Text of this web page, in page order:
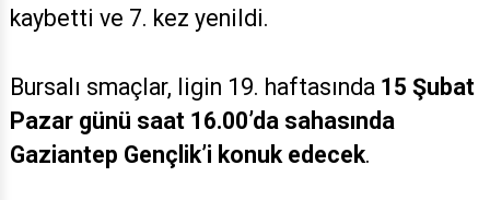
kaybetti ve 7. kez yenildi.
Bursalı smaçlar, ligin 19. haftasında 15 Şubat
Pazar günü saat 16.00’da sahasında
Gaziantep Gençlik’i konuk edecek.